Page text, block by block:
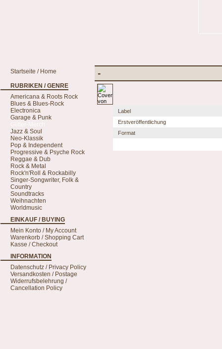
Startseite / Home
RUBRIKEN / GENRE
Americana & Roots Rock
Blues & Blues-Rock
Electronica
Garage & Punk
Jazz & Soul
Neo-Klassik
Pop & Independent
Progressive & Psyche Rock
Reggae & Dub
Rock & Metal
Rock'n'Roll & Rockabilly
Singer-Songwriter, Folk &
Country
Soundtracks
Weihnachten
Worldmusic
EINKAUF / BUYING
Mein Konto / My Account
Warenkorb / Shopping Cart
Kasse / Checkout
INFORMATION
Datenschutz / Privacy Policy
Versandkosten / Postage
Widerrufsbelehrung /
Cancellation Policy
-
Label
Erstveröffentlichung
Format